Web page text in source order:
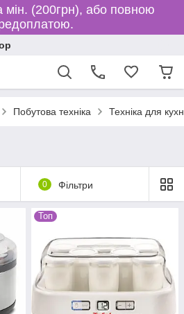
мін. (200грн), або повною
Побутова техніка Техніка для
0 Фільтри
Топ